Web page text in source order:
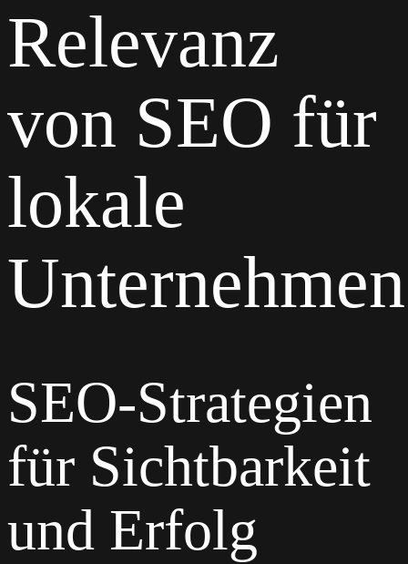
Relevanz
von SEO für
lokale
Unternehmen
SEO-Strategien
für Sichtbarkeit
und Erfolg